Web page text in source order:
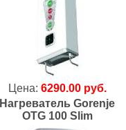
Цена: 6290.00 руб.
Нагреватель Gorenje
OTG 100 Slim